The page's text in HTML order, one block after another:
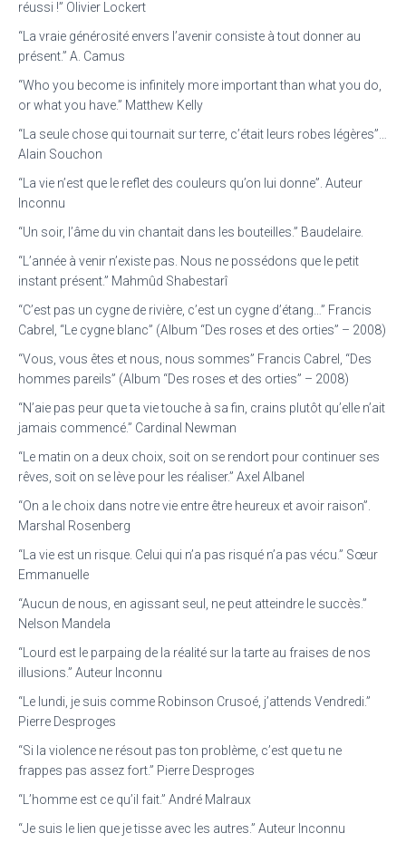
réussi !” Olivier Lockert
“La vraie générosité envers l’avenir consiste à tout donner au
présent.” A. Camus
“Who you become is infinitely more important than what you do,
or what you have.” Matthew Kelly
“La seule chose qui tournait sur terre, c’était leurs robes légères”…
Alain Souchon
“La vie n’est que le reflet des couleurs qu’on lui donne”. Auteur
Inconnu
“Un soir, l’âme du vin chantait dans les bouteilles.” Baudelaire.
“L’année à venir n’existe pas. Nous ne possédons que le petit
instant présent.” Mahmûd Shabestarî
“C’est pas un cygne de rivière, c’est un cygne d’étang…” Francis
Cabrel, “Le cygne blanc” (Album “Des roses et des orties” – 2008)
“Vous, vous êtes et nous, nous sommes” Francis Cabrel, “Des
hommes pareils” (Album “Des roses et des orties” – 2008)
“N’aie pas peur que ta vie touche à sa fin, crains plutôt qu’elle n’ait
jamais commencé.” Cardinal Newman
“Le matin on a deux choix, soit on se rendort pour continuer ses
rêves, soit on se lève pour les réaliser.” Axel Albanel
“On a le choix dans notre vie entre être heureux et avoir raison”.
Marshal Rosenberg
“La vie est un risque. Celui qui n’a pas risqué n’a pas vécu.” Sœur
Emmanuelle
“Aucun de nous, en agissant seul, ne peut atteindre le succès.”
Nelson Mandela
“Lourd est le parpaing de la réalité sur la tarte au fraises de nos
illusions.” Auteur Inconnu
“Le lundi, je suis comme Robinson Crusoé, j’attends Vendredi.”
Pierre Desproges
“Si la violence ne résout pas ton problème, c’est que tu ne
frappes pas assez fort.” Pierre Desproges
“L’homme est ce qu’il fait.” André Malraux
“Je suis le lien que je tisse avec les autres.” Auteur Inconnu